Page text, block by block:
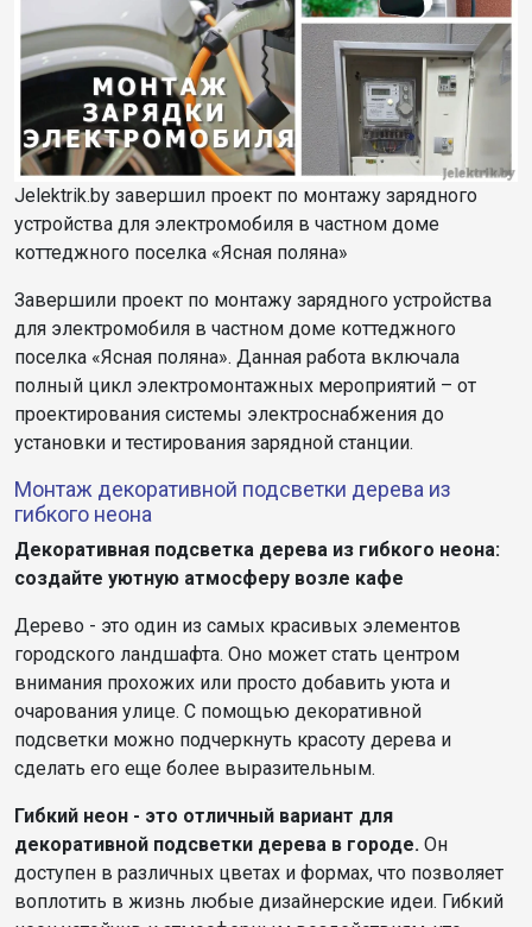
Jelektrik.by завершил проект по монтажу зарядного
устройства для электромобиля в частном доме
коттеджного поселка «Ясная поляна»
Завершили проект по монтажу зарядного устройства
для электромобиля в частном доме коттеджного
поселка «Ясная поляна». Данная работа включала
полный цикл электромонтажных мероприятий – от
проектирования системы электроснабжения до
установки и тестирования зарядной станции.
Монтаж декоративной подсветки дерева из
гибкого неона
Декоративная подсветка дерева из гибкого неона:
создайте уютную атмосферу возле кафе
Дерево - это один из самых красивых элементов
городского ландшафта. Оно может стать центром
внимания прохожих или просто добавить уюта и
очарования улице. С помощью декоративной
подсветки можно подчеркнуть красоту дерева и
сделать его еще более выразительным.
Гибкий неон - это отличный вариант для
декоративной подсветки дерева в городе. Он
доступен в различных цветах и формах, что позволяет
воплотить в жизнь любые дизайнерские идеи. Гибкий